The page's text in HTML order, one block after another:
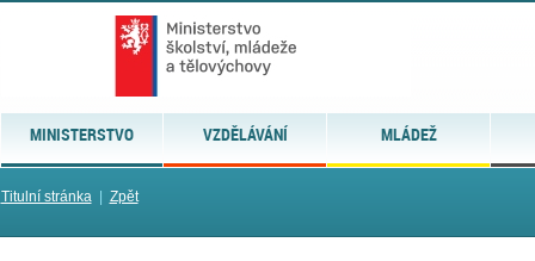
MINISTERSTVO VZDĚLÁVÁNÍ MLÁDEŽ
Titulní stránka| Zpět